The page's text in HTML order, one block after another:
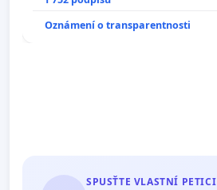
Oznámení o transparentnosti
SPUSŤTE VLASTNÍ PETICI